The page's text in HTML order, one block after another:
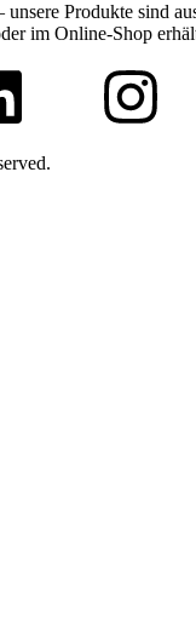
unsere Produkte sind
im Online-Shop